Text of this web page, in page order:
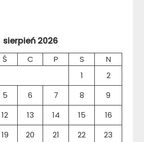
sierpień 2026
Ś C P S
N
1
2
5 6 7 8
9
12 13 14 15
16
19 20 21 22
23